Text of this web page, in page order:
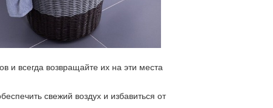
и всегда возвращайте их на эти места
свежий воздух и избавиться от